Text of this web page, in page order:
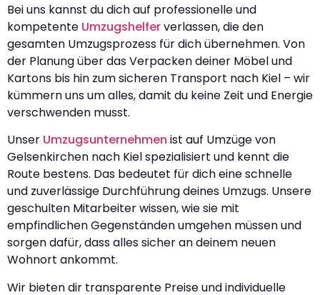
Bei uns kannst du dich auf professionelle und
kompetente Umzugshelferverlassen, die den
gesamten Umzugsprozess für dich übernehmen. Von
der Planung über das Verpacken deiner Möbel und
Kartons bis hin zum sicheren Transport nach Kiel – wir
kümmern uns um alles, damit du keine Zeit und Energie
verschwenden musst.
Unser Umzugsunternehmen ist auf Umzüge von
Gelsenkirchen nach Kiel spezialisiert und kennt die
Route bestens. Das bedeutet für dich eine schnelle
und zuverlässige Durchführung deines Umzugs. Unsere
geschulten Mitarbeiter wissen, wie sie mit
empfindlichen Gegenständen umgehen müssen und
sorgen dafür, dass alles sicher an deinem neuen
Wohnort ankommt.
Wir bieten dir transparente Preise und individuelle